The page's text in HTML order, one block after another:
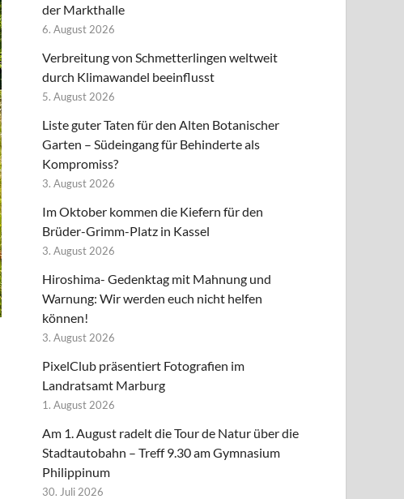
der Markthalle
6. August 2026
Verbreitung von Schmetterlingen weltweit
durch Klimawandel beeinflusst
5. August 2026
Liste guter Taten für den Alten Botanischer
Garten – Südeingang für Behinderte als
Kompromiss?
3. August 2026
Im Oktober kommen die Kiefern für den
Brüder-Grimm-Platz in Kassel
3. August 2026
Hiroshima- Gedenktag mit Mahnung und
Warnung: Wir werden euch nicht helfen
können!
3. August 2026
PixelClub präsentiert Fotografien im
Landratsamt Marburg
1. August 2026
Am 1. August radelt die Tour de Natur über die
Stadtautobahn – Treff 9.30 am Gymnasium
Philippinum
30. Juli 2026